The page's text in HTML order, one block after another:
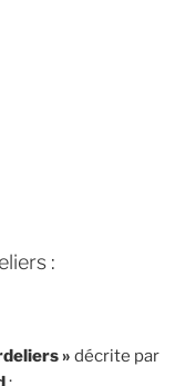
:
» décrite par